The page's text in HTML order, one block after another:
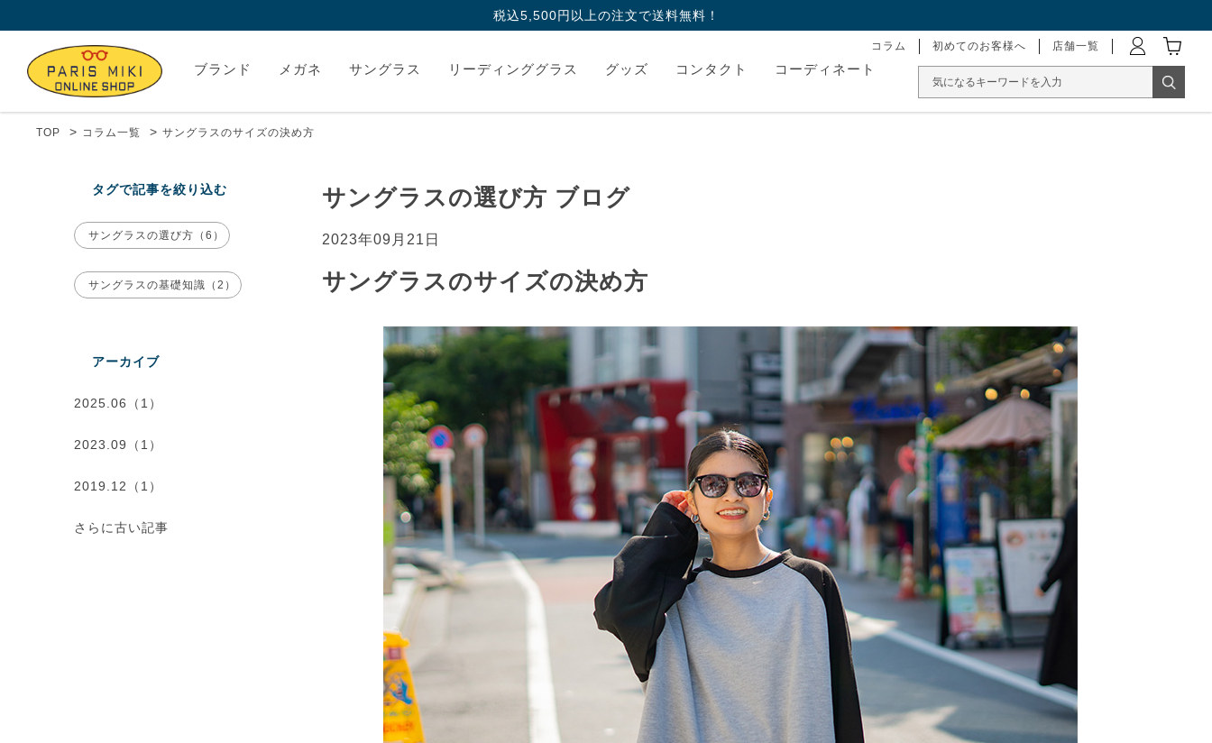
税込5,500円以上の注文で送料無料！
コラム 初めてのお客様へ 店舗一覧
ブランド メガネ サングラス リーディンググラス グッズ コンタクト コーディネート
TOP > コラム一覧 > サングラスのサイズの決め方
タグで記事を絞り込む
サングラスの選び方（6）
サングラスの基礎知識（2）
アーカイブ
2025.06（1）
2023.09（1）
2019.12（1）
さらに古い記事
サングラスの選び方 ブログ
2023年09月21日
サングラスのサイズの決め方